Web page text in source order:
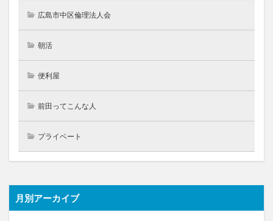
広島市中区倫理法人会
朝活
便利屋
前田ってこんな人
プライベート
月別アーカイブ